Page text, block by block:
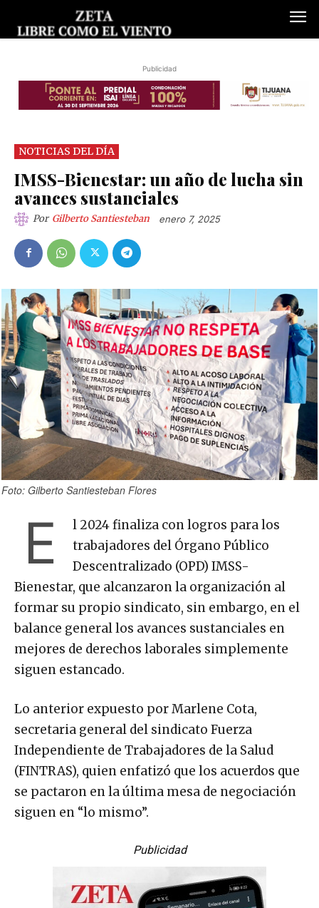
Publicidad
NOTICIAS DEL DÍA
IMSS-Bienestar: un año de lucha sin
avances sustanciales
Por Gilberto Santiesteban enero 7, 2025
Foto: Gilberto Santiesteban Flores
E
l 2024 finaliza con logros para los
trabajadores del Órgano Público
Descentralizado (OPD) IMSS-
Bienestar, que alcanzaron la organización al
formar su propio sindicato, sin embargo, en el
balance general los avances sustanciales en
mejores de derechos laborales simplemente
siguen estancado.
Lo anterior expuesto por Marlene Cota,
secretaria general del sindicato Fuerza
Independiente de Trabajadores de la Salud
(FINTRAS), quien enfatizó que los acuerdos que
se pactaron en la última mesa de negociación
siguen en “lo mismo”.
Publicidad